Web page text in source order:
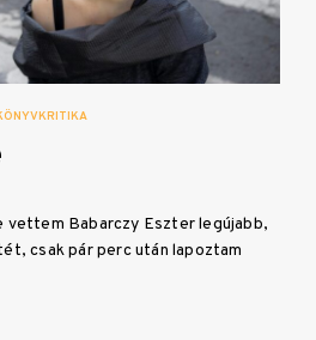
vettem Babarczy Eszter legújabb,
csak pár perc után lapoztam